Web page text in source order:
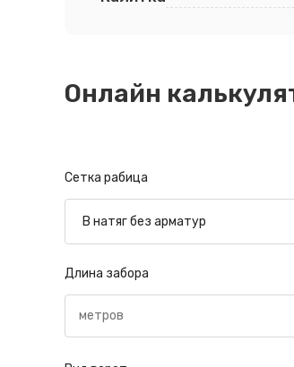
Онлайн
Сетка рабица
Длина забора